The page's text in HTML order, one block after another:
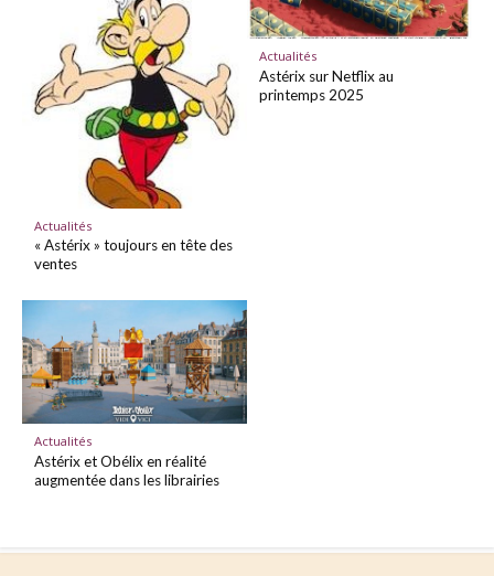
Actualités
« Astérix » toujours en tête des
ventes
Actualités
Astérix sur Netflix au
printemps 2025
Actualités
Astérix et Obélix en réalité
augmentée dans les librairies